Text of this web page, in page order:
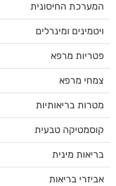
המערכת החיסונית
ויטמינים ומינרלים
פטריות מרפא
צמחי מרפא
מטרות בריאותיות
קוסמטיקה טבעית
בריאות מינית
אביזרי בריאות